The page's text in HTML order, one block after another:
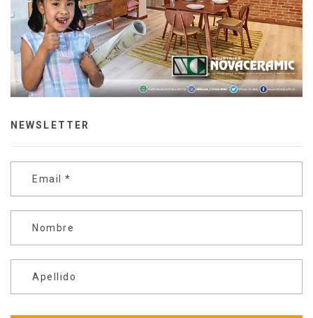
NEWSLETTER
Email *
Nombre
Apellido